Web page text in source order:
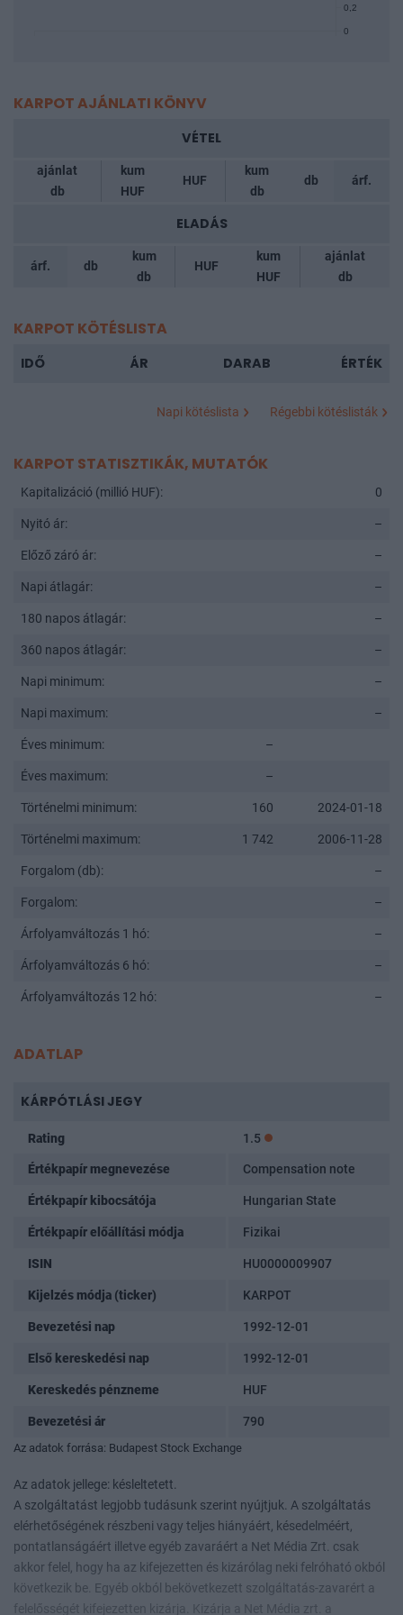
0
0,2
KARPOT AJÁNLATI KÖNYV
VÉTEL
ajánlat
db
kum
HUF
HUF
kum
db
db árf.
ELADÁS
árf. db
kum
db
HUF
kum
HUF
ajánlat
db
KARPOT KÖTÉSLISTA
IDŐ ÁR DARAB ÉRTÉK
Napi kötéslista Régebbi kötéslisták
KARPOT STATISZTIKÁK, MUTATÓK
Kapitalizáció (millió HUF): 0
Nyitó ár: –
Előző záró ár: –
Napi átlagár: –
180 napos átlagár: –
360 napos átlagár: –
Napi minimum: –
Napi maximum: –
Éves minimum: –
Éves maximum: –
Történelmi minimum: 160 2024-01-18
Történelmi maximum: 1 742 2006-11-28
Forgalom (db): –
Forgalom: –
Árfolyamváltozás 1 hó: –
Árfolyamváltozás 6 hó: –
Árfolyamváltozás 12 hó: –
ADATLAP
KÁRPÓTLÁSI JEGY
Rating
1.5
Értékpapír megnevezése
Compensation note
Értékpapír kibocsátója Hungarian State
Értékpapír előállítási módja Fizikai
ISIN HU0000009907
Kijelzés módja (ticker) KARPOT
Bevezetési nap 1992-12-01
Első kereskedési nap 1992-12-01
Kereskedés pénzneme HUF
Bevezetési ár 790
Az adatok forrása: Budapest Stock Exchange
Az adatok jellege: késleltetett.
A szolgáltatást legjobb tudásunk szerint nyújtjuk. A szolgáltatás
elérhetőségének részbeni vagy teljes hiányáért, késedelméért,
pontatlanságáért illetve egyéb zavaráért a Net Média Zrt. csak
akkor felel, hogy ha az kifejezetten és kizárólag neki felróható okból
következik be. Egyéb okból bekövetkezett szolgáltatás-zavarért a
felelősségét kifejezetten kizárja. Kizárja a Net Média zrt. a